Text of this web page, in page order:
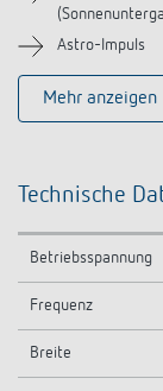
Astro-Impuls
Mehr anzeigen
Technische
Betriebsspannung
Frequenz
Breite